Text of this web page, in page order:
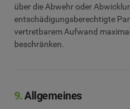
über die Abwehr oder
entschädigungsberechtigte
vertretbarem Aufwand
beschränken.
9.Allgemeines